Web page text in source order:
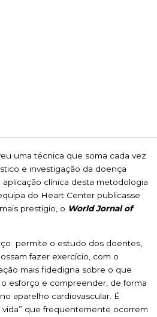
uma técnica que soma cada vez
e investigação da doença
aplicação clínica desta metodologia
do Heart Center publicasse
prestigio, o World Jornal of
permite o estudo dos doentes,
fazer exercício, com o
mais fidedigna sobre o que
esforço e compreender, de forma
aparelho cardiovascular. É
que frequentemente ocorrem